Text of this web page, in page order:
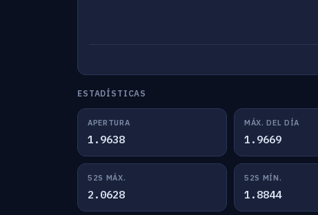
ESTADÍSTICAS
APERTURA
1.9638
MÁX. DEL DÍA
1.9669
52S MÁX.
2.0628
52S MÍN.
1.8844